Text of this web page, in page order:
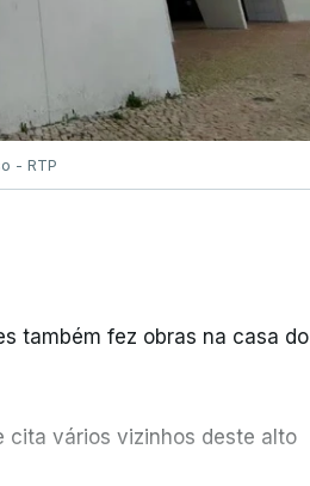
- RTP
também fez obras na casa do
cita vários vizinhos deste alto